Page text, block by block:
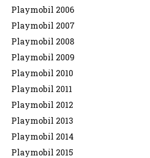
Playmobil 2006
Playmobil 2007
Playmobil 2008
Playmobil 2009
Playmobil 2010
Playmobil 2011
Playmobil 2012
Playmobil 2013
Playmobil 2014
Playmobil 2015